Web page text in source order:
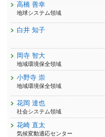
高橋 善幸
地球システム領域
白井 知子
岡寺 智大
地域環境保全領域
小野寺 崇
地域環境保全領域
花岡 達也
社会システム領域
花崎 直太
気候変動適応センター